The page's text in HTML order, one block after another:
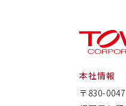
本社情報
〒830-0047